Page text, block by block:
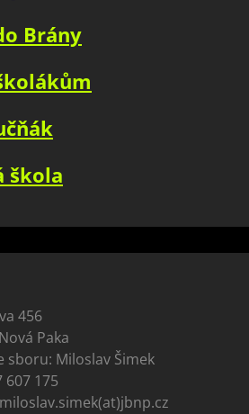
Brány
škola
456
Paka
sboru: Miloslav Šimek
607 175